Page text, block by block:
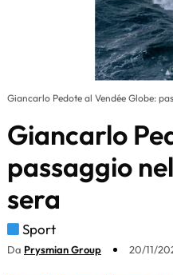
Giancarlo Pedote al Vendée Globe:
Giancarlo
passaggio
sera
Sport
Da Prysmian Group 20/11/